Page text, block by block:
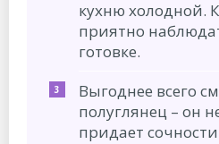
кухню холодной.
приятно
готовке.
Выгоднее всего
полуглянец – он
придает